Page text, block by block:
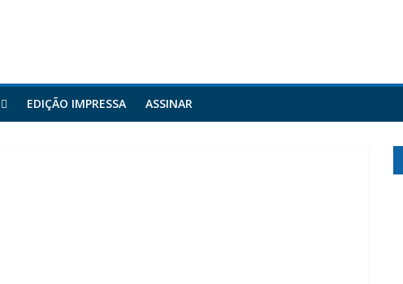
EDIÇÃO IMPRESSA ASSINAR